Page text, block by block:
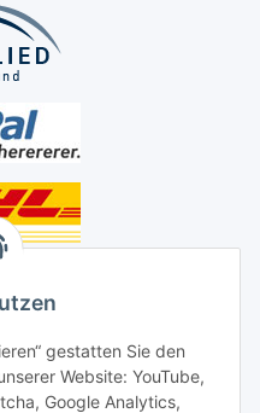
gestatten Sie den
Website: YouTube,
Google Analytics,